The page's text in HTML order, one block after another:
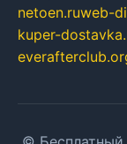
netoen.ruweb-
kuper-